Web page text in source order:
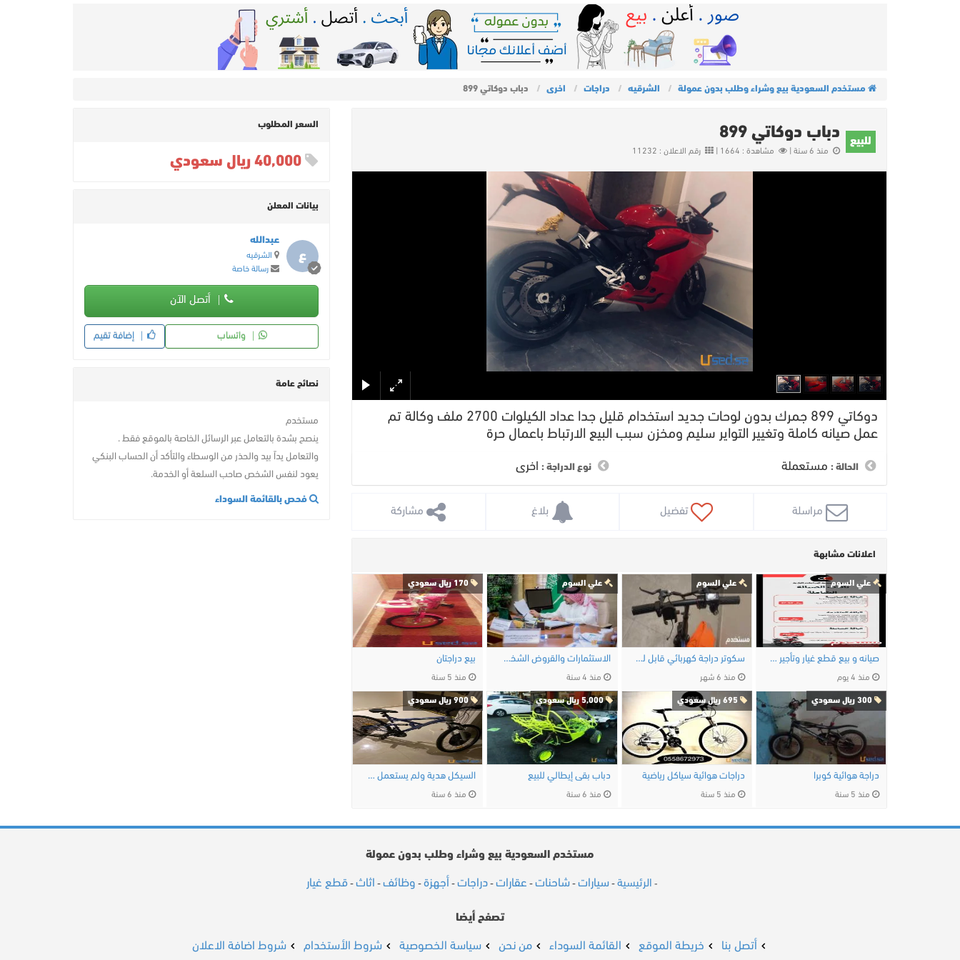
مستخدم السعودية بيع وشراء وطلب بدون عمولة الشرقيه دراجات اخرى دباب دوكاتي 899
للبيع دباب دوكاتي 899
منذ 6 سنة | مشاهدة : 1664 | رقم الاعلان : 11232
دوكاتي 899 جمرك بدون لوحات جديد استخدام قليل جدا عداد الكيلوات 2700 ملف وكالة تم
عمل صيانه كاملة وتغيير التواير سليم ومخزن سبب البيع الارتباط باعمال حرة
الحالة : مستعملة نوع الدراجة : اخرى
تفضيل مشاركة
اعلانات مشابهة
علي السوم
صيانه و بيع قطع غيار وتأجير دراجات نارية …
منذ 4 يوم
علي السوم
سكوتر دراجة كهربائي قابل للطي
منذ 6 شهر
علي السوم
الاستثمارات والقروض الشخصية
منذ 4 سنة
170 ريال سعودي
بيع دراجتان
منذ 5 سنة
دراجة هوائية كوبرا
منذ 5 سنة
دراجات هوائية سياكل رياضية
منذ 5 سنة
5,000 ريال سعودي
دباب بقى إيطالي للبيع
منذ 6 سنة
900 ريال سعودي
السيكل هدية ولم يستعمل ليوم واحد
منذ 6 سنة
السعر المطلوب
بيانات المعلن
ع
عبدالله
الشرقيه
رسالة خاصة
أتصل الآن
واتساب إضافة تقيم
نصائح عامة
مستخدم
ينصح بشدة بالتعامل عبر الرسائل الخاصة بالموقع فقط .
والتعامل يداً بيد والحذر من الوسطاء والتأكد أن الحساب البنكي
يعود لنفس الشخص صاحب السلعة أو الخدمة.
فحص بالقائمة السوداء
مستخدم السعودية بيع وشراء وطلب بدون عمولة
- الرئيسية -سيارات -شاحنات - عقارات -دراجات - أجهزة - وظائف - اثاث -قطع غيار
تصفح أيضا
أتصل بنا خريطة الموقع القائمة السوداء من نحن سياسة الخصوصية شروط الأستخدام شروط اضافة الاعلان